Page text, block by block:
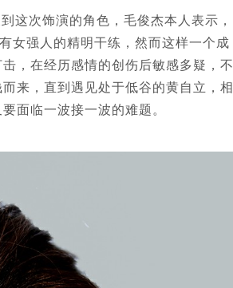
次饰演的角色，毛俊杰本人表示，
女强人的精明干练，然而这样一个成
，在经历感情的创伤后敏感多疑，不
来，直到遇见处于低谷的黄自立，相
面临一波接一波的难题。